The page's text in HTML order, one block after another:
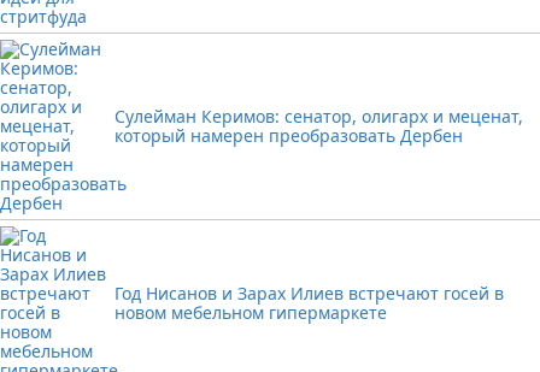
Сулейман Керимов: сенатор, олигарх и меценат,
который намерен преобразовать Дербен
Год Нисанов и Зарах Илиев встречают госей в
новом мебельном гипермаркете